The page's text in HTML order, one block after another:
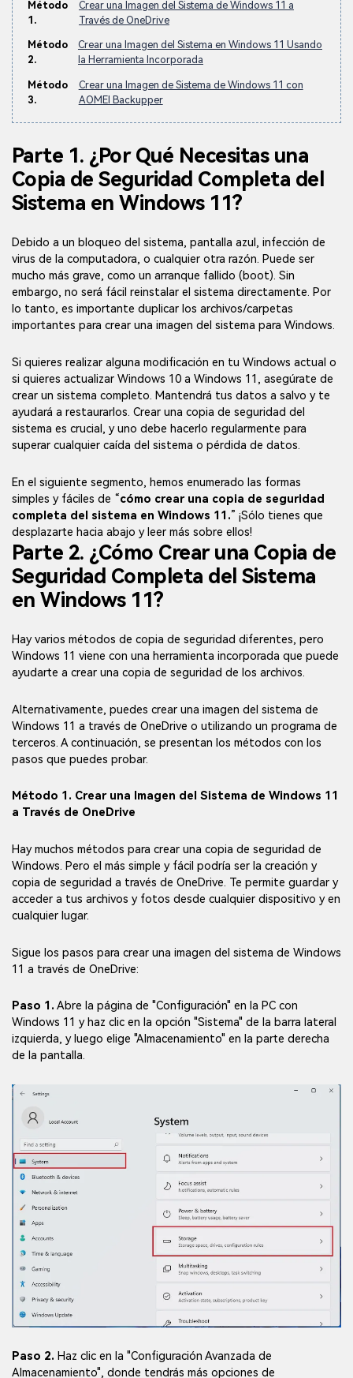
Método
1.
Crear una Imagen del Sistema de Windows 11 a
Través de OneDrive
Método
2.
Crear una Imagen del Sistema en Windows 11 Usando
la Herramienta Incorporada
Método
3.
Crear una Imagen de Sistema de Windows 11 con
AOMEI Backupper
Parte 1. ¿Por Qué Necesitas una
Copia de Seguridad Completa del
Sistema en Windows 11?
Debido a un bloqueo del sistema, pantalla azul, infección de
virus de la computadora, o cualquier otra razón. Puede ser
mucho más grave, como un arranque fallido (boot). Sin
embargo, no será fácil reinstalar el sistema directamente. Por
lo tanto, es importante duplicar los archivos/carpetas
importantes para crear una imagen del sistema para Windows.
Si quieres realizar alguna modificación en tu Windows actual o
si quieres actualizar Windows 10 a Windows 11, asegúrate de
crear un sistema completo. Mantendrá tus datos a salvo y te
ayudará a restaurarlos. Crear una copia de seguridad del
sistema es crucial, y uno debe hacerlo regularmente para
superar cualquier caída del sistema o pérdida de datos.
En el siguiente segmento, hemos enumerado las formas
simples y fáciles de “cómo crear una copia de seguridad
completa del sistema en Windows 11.” ¡Sólo tienes que
desplazarte hacia abajo y leer más sobre ellos!
Parte 2. ¿Cómo Crear una Copia de
Seguridad Completa del Sistema
en Windows 11?
Hay varios métodos de copia de seguridad diferentes, pero
Windows 11 viene con una herramienta incorporada que puede
ayudarte a crear una copia de seguridad de los archivos.
Alternativamente, puedes crear una imagen del sistema de
Windows 11 a través de OneDrive o utilizando un programa de
terceros. A continuación, se presentan los métodos con los
pasos que puedes probar.
Método 1. Crear una Imagen del Sistema de Windows 11
a Través de OneDrive
Hay muchos métodos para crear una copia de seguridad de
Windows. Pero el más simple y fácil podría ser la creación y
copia de seguridad a través de OneDrive. Te permite guardar y
acceder a tus archivos y fotos desde cualquier dispositivo y en
cualquier lugar.
Sigue los pasos para crear una imagen del sistema de Windows
11 a través de OneDrive:
Paso 1. Abre la página de "Configuración" en la PC con
Windows 11 y haz clic en la opción "Sistema" de la barra lateral
izquierda, y luego elige "Almacenamiento" en la parte derecha
de la pantalla.
Paso 2. Haz clic en la "Configuración Avanzada de
Almacenamiento", donde tendrás más opciones de